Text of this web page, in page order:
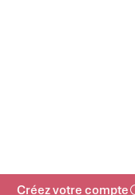
Créez votre compte